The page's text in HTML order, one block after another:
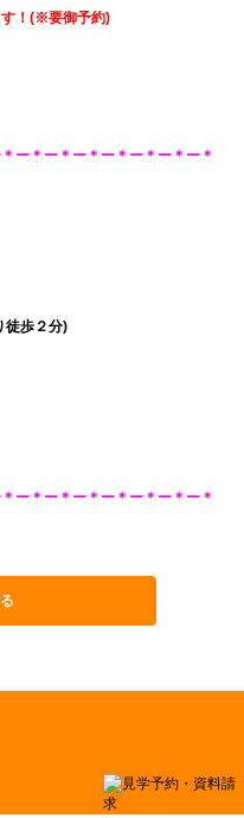
す！(※要御予約)
ー＊ー＊ー＊ー＊ー＊ー＊ー＊
徒歩２分)
ー＊ー＊ー＊ー＊ー＊ー＊ー＊